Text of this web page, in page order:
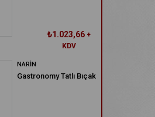
₺1.023,66 +
KDV
NARİN
Gastronomy Tatlı Bıçak